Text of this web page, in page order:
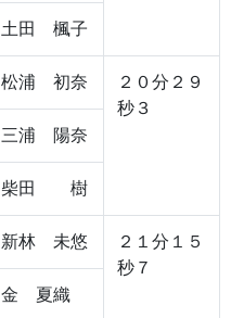
土田 楓子
松浦 初奈
２０分２９
秒３
三浦 陽奈
柴田 樹
新林 未悠
２１分１５
秒７
金 夏織